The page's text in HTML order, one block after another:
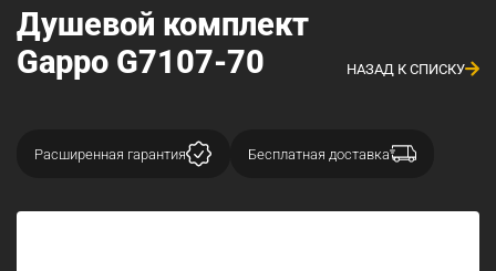
Душевой комплект
Gappo G7107-70
НАЗАД К СПИСКУ
Расширенная гарантия Бесплатная доставка